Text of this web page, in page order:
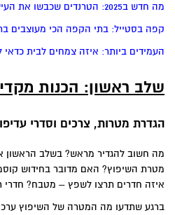
מה חדש ב2025: הטרנדים שכבשו את העיצוב – לכתבה המלאה לחצו כאן
קפה בסטייל: בתי הקפה הכי מעוצבים
העמידים ביותר: איזה צמחים לבית
שלב ראשון: הכנות
הגדרת מטרות, צרכים וסדרי
מה חשוב להגדיר מראש? בשלב הראשון
מטרת השיפוץ? האם מדובר בחידוש
איזה חדרים תרצו לשפץ – מטבח? חדרי
ברגע שתדעו מה המטרה של השיפוץ